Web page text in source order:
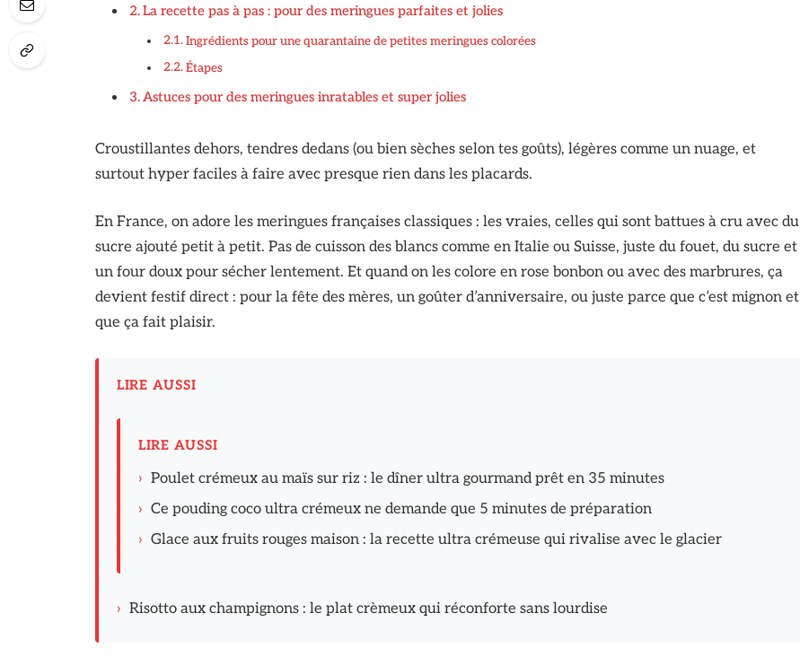
La recette pas à pas : pour des meringues parfaites et jolies
Ingrédients pour une quarantaine de petites meringues colorées
Étapes
Astuces pour des meringues inratables et super jolies
Croustillantes dehors, tendres dedans (ou bien sèches selon tes goûts), légères comme un nuage, et
surtout hyper faciles à faire avec presque rien dans les placards.
En France, on adore les meringues françaises classiques : les vraies, celles qui sont battues à cru avec du
sucre ajouté petit à petit. Pas de cuisson des blancs comme en Italie ou Suisse, juste du fouet, du sucre et
un four doux pour sécher lentement. Et quand on les colore en rose bonbon ou avec des marbrures, ça
devient festif direct : pour la fête des mères, un goûter d’anniversaire, ou juste parce que c’est mignon et
que ça fait plaisir.
LIRE AUSSI
LIRE AUSSI
› Poulet crémeux au maïs sur riz : le dîner ultra gourmand prêt en 35 minutes
› Ce pouding coco ultra crémeux ne demande que 5 minutes de préparation
› Glace aux fruits rouges maison : la recette ultra crémeuse qui rivalise avec le glacier
› Risotto aux champignons : le plat crèmeux qui réconforte sans lourdise